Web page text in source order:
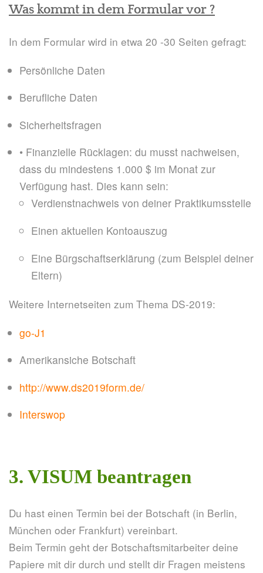
Was kommt in dem Formular vor ?
In dem Formular wird in etwa 20 -30 Seiten gefragt:
Persönliche Daten
Berufliche Daten
Sicherheitsfragen
• Finanzielle Rücklagen: du musst nachweisen,
dass du mindestens 1.000 $ im Monat zur
Verfügung hast. Dies kann sein:
Verdienstnachweis von deiner Praktikumsstelle
Einen aktuellen Kontoauszug
Eine Bürgschaftserklärung (zum Beispiel deiner
Eltern)
Weitere Internetseiten zum Thema DS-2019:
go-J1
Amerikansiche Botschaft
http://www.ds2019form.de/
Interswop
3. VISUM beantragen
Du hast einen Termin bei der Botschaft (in Berlin,
München oder Frankfurt) vereinbart.
Beim Termin geht der Botschaftsmitarbeiter deine
Papiere mit dir durch und stellt dir Fragen meistens